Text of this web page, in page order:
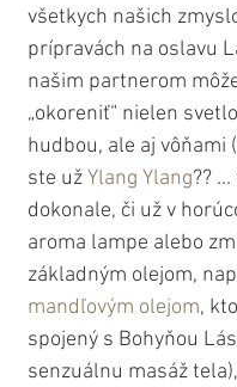
všetkych našich
prípravách na oslavu
našim partnerom
„okoreniť“ nielen
hudbou, ale aj vôňami
ste už Ylang Ylang??
dokonale, či už v
aroma lampe alebo
základným olejom,
mandľovým olejom,
spojený s Bohyňou
senzuálnu masáž